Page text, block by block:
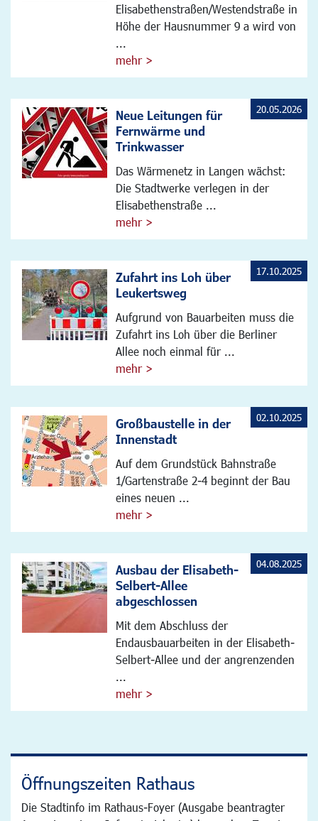
Elisabethenstraßen/Westendstraße in
Höhe der Hausnummer 9 a wird von
...
mehr >
Neue Leitungen für
Fernwärme und
Trinkwasser
Das Wärmenetz in Langen wächst:
Die Stadtwerke verlegen in der
Elisabethenstraße ...
mehr >
20.05.2026
Zufahrt ins Loh über
Leukertsweg
Aufgrund von Bauarbeiten muss die
Zufahrt ins Loh über die Berliner
Allee noch einmal für ...
mehr >
17.10.2025
Großbaustelle in der
Innenstadt
Auf dem Grundstück Bahnstraße
1/Gartenstraße 2-4 beginnt der Bau
eines neuen ...
mehr >
02.10.2025
Ausbau der Elisabeth-
Selbert-Allee
abgeschlossen
Mit dem Abschluss der
Endausbauarbeiten in der Elisabeth-
Selbert-Allee und der angrenzenden
...
mehr >
04.08.2025
Öffnungszeiten Rathaus
Die Stadtinfo im Rathaus-Foyer (Ausgabe beantragter